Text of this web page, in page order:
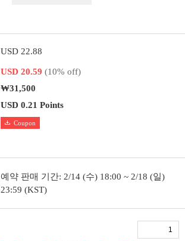
USD 22.88
USD 20.59 (10% off)
₩31,500
USD 0.21 Points
Coupon
예약 판매 기간: 2/14 (수) 18:00 ~ 2/18 (일)
23:59 (KST)